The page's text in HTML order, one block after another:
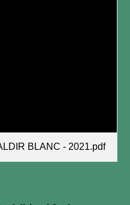
BLANC - 2021.pdf